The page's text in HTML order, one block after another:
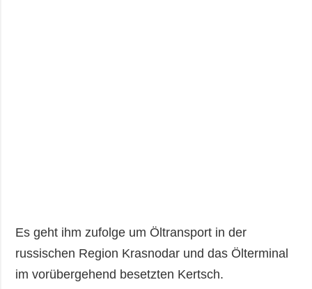
Es geht ihm zufolge um Öltransport in der
russischen Region Krasnodar und das Ölterminal
im vorübergehend besetzten Kertsch.